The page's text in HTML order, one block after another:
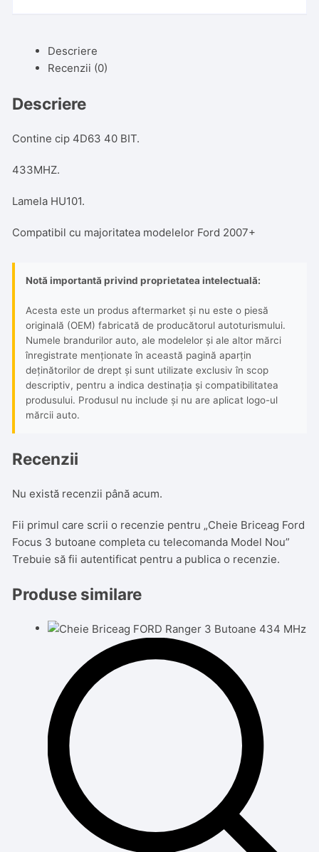
butoane
completa
telecomanda
Nou
Descriere
Recenzii (0)
Descriere
Contine cip 4D63 40 BIT.
433MHZ.
Lamela HU101.
Compatibil cu majoritatea modelelor Ford 2007+
Notă importantă privind proprietatea intelectuală:
Acesta este un produs aftermarket și nu este o piesă
originală (OEM) fabricată de producătorul autoturismului.
Numele brandurilor auto, ale modelelor și ale altor mărci
înregistrate menționate în această pagină aparțin
deținătorilor de drept și sunt utilizate exclusiv în scop
descriptiv, pentru a indica destinația și compatibilitatea
produsului. Produsul nu include și nu are aplicat logo-ul
mărcii auto.
Recenzii
Nu există recenzii până acum.
Fii primul care scrii o recenzie pentru „Cheie Briceag Ford
Focus 3 butoane completa cu telecomanda Model Nou”
Trebuie să fiiautentificat pentru a publica o recenzie.
Produse similare